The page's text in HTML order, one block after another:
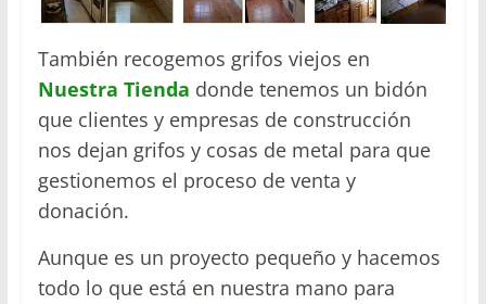
También recogemos grifos viejos en
Nuestra Tienda donde tenemos un bidón
que clientes y empresas de construcción
nos dejan grifos y cosas de metal para que
gestionemos el proceso de venta y
donación.
Aunque es un proyecto pequeño y hacemos
todo lo que está en nuestra mano para